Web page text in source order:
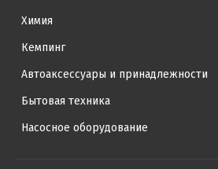
Химия
Кемпинг
Автоаксессуары и принадлежности
Бытовая техника
Насосное оборудование